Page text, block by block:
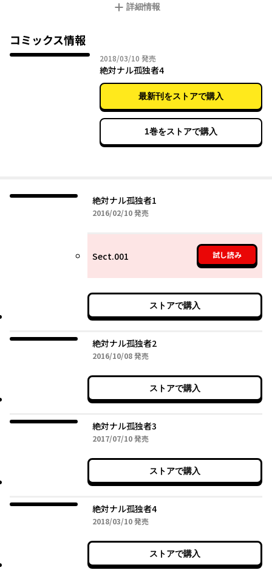
独。ＳＡＯの川原礫渾身のＷＥＢ小説。新時代異能力バトルが幕
詳細情報
コミックス情報
2018/03/10 2018年03月10日
発売
絶対ナル孤独者4
最新刊をストアで購入
1巻をストアで購入
絶対ナル孤独者1
2016/02/102016年02月10日
発売
Sect.001 試し読み
ストアで購入
絶対ナル孤独者2
2016/10/082016年10月08日
発売
ストアで購入
絶対ナル孤独者3
2017/07/102017年07月10日
発売
ストアで購入
絶対ナル孤独者4
2018/03/102018年03月10日
発売
ストアで購入